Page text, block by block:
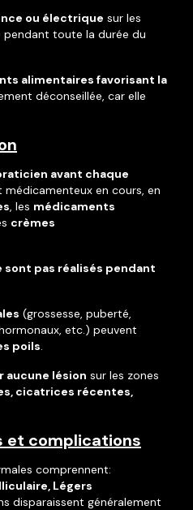
ou électrique sur les
toute la durée du
alimentaires favorisant la
déconseillée, car elle
avant chaque
en cours, en
, les médicaments
crèmes
sont pas réalisés pendant
(grossesse, puberté,
etc.) peuvent
poils.
aucune lésion sur les zones
cicatrices récentes,
et complications
comprennent:
Légers
disparaissent généralement